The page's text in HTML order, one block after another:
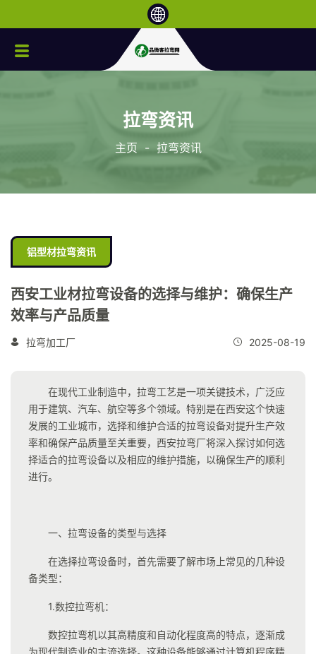
拉弯资讯
主页 - 拉弯资讯
铝型材拉弯资讯
西安工业材拉弯设备的选择与维护：确保生产
效率与产品质量
拉弯加工厂 2025-08-19
在现代工业制造中，拉弯工艺是一项关键技术，广泛应
用于建筑、汽车、航空等多个领域。特别是在西安这个快速
发展的工业城市，选择和维护合适的拉弯设备对提升生产效
率和确保产品质量至关重要，西安拉弯厂将深入探讨如何选
择适合的拉弯设备以及相应的维护措施，以确保生产的顺利
进行。
一、拉弯设备的类型与选择
在选择拉弯设备时，首先需要了解市场上常见的几种设
备类型：
1.数控拉弯机：
数控拉弯机以其高精度和自动化程度高的特点，逐渐成
为现代制造业的主流选择。这种设备能够通过计算机程序精